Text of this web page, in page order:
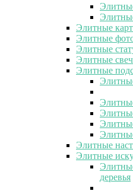
Элитные
Элитные
Элитные
Элитные
Элитные
Элитные
Элитные
деревья